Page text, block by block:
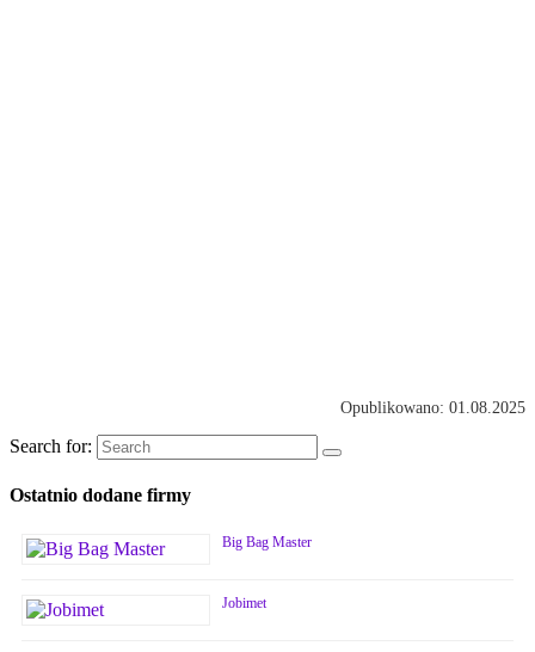
Opublikowano: 01.08.2025
Search for:
Ostatnio dodane firmy
Big Bag Master
Jobimet